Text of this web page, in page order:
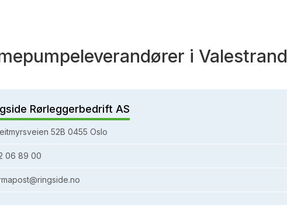
i
Rørleggerbedrift AS
52B 0455 Oslo
06 89 00